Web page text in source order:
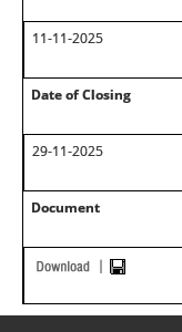
11-11-2025
Date of Closing
29-11-2025
Document